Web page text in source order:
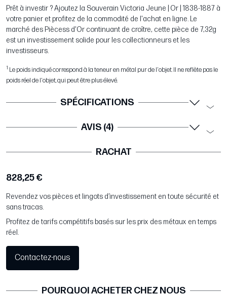
Prêt à investir ? Ajoutez la Souverain Victoria Jeune | Or | 1838-1887 à
votre panier et profitez de la commodité de l'achat en ligne. Le
marché des Piècess d'Or continuant de croître, cette pièce de 7,32g
est un investissement solide pour les collectionneurs et les
investisseurs.
1 Le poids indiqué correspond à la teneur en métal pur de l'objet. Il ne reflète pas le
poids réel de l'objet, qui peut être plus élevé.
SPÉCIFICATIONS
AVIS (4)
RACHAT
828,25 €
Revendez vos pièces et lingots d’investissement en toute sécurité et
sans tracas.
Profitez de tarifs compétitifs basés sur les prix des métaux en temps
réel.
Contactez-nous
POURQUOI ACHETER CHEZ NOUS